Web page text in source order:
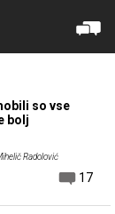
so vse
bolj
Radolović
17